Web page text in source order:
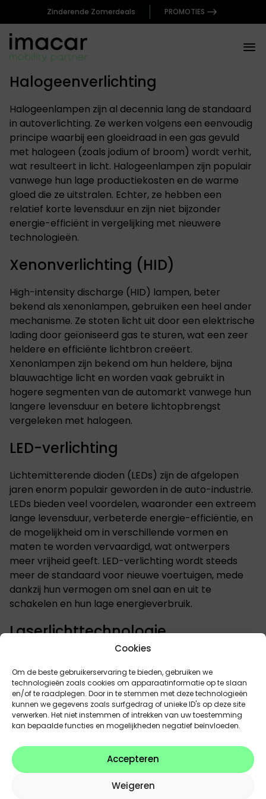
Cookies
Om de beste gebruikerservaring te bieden, gebruiken we
technologieën zoals cookies om apparaatinformatie op te slaan
en/of te raadplegen. Door in te stemmen met deze technologieën
kunnen we gegevens zoals surfgedrag of unieke ID's op deze site
verwerken. Het niet instemmen of intrekken van uw toestemming
kan bepaalde functies en mogelijkheden negatief beïnvloeden.
Accepteren
Weigeren
Zinderende Zomerdeals PROMOTIES
Halogeenverlichting
Halogeenlampen zijn al decennia lang de standaard
in autoverlichting. Ze werken volgens een eenvoudig
principe waarbij een gloeidraad in een gas gevuld
met halogeen (zoals jodium of broom) wordt verhit,
wat resulteert in licht. Halogeenlampen zijn populair
vanwege hun lage productiekosten en de warme
gloed die ze uitstralen. Echter, ze hebben een
relatief korte levensduur en zijn niet bijzonder
energie-efficiënt in vergelijking met nieuwere
technologieën.
Xenonverlichting (HID)
High-intensity discharge (HID) lampen, beter
bekend als xenonlampen, gebruiken een heel ander
mechanisme. Ze stoten licht uit door een elektrische
lading door geïoniseerd gas te sturen, wat een zeer
heldere en efficiënte lichtbron creëert.
Xenonlampen zijn bekend om hun heldere, bijna
blauwachtige licht en worden vaak gebruikt in
hogere segmenten van de automarkt vanwege hun
langere levensduur en betere lichtopbrengst
vergeleken met halogeen.
LED-verlichting
Lichtemitterende dioden (LEDs) zijn de afgelopen
jaren enorm populair geworden in de auto-industrie.
LEDs bieden veel voordelen, waaronder een extreem
lange levensduur, verbeterde energie-efficiëntie, en
de mogelijkheid om in verschillende vormen en
maten te worden vervaardigd, wat ontwerpers
meer vrijheid geeft. LED-verlichting wordt steeds
meer de standaard voor nieuwe voertuigen, mede
dankzij hun vermogen om snel aan en uit te
schakelen en hun lage energieverbruik.
Laserlichttechnologie
laserlichttechnologie. Laserlichten gebruiken lasers
om een fosforcoating te activeren, die vervolgens
een krachtig licht uitstraalt. Deze technologie staat
nog in de kinderschoenen maar biedt
ongeëvenaarde helderheid en bereik. Laserlichten
kunnen licht over veel grotere afstanden
projecteren dan andere soorten lampen, wat ze
ideaal maakt voor gebruik in koplampen.